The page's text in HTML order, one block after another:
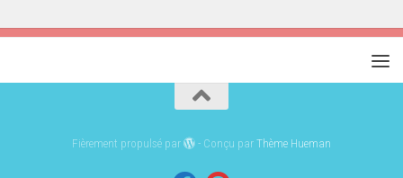
Fièrement propulsé par - Conçu parThème Hueman